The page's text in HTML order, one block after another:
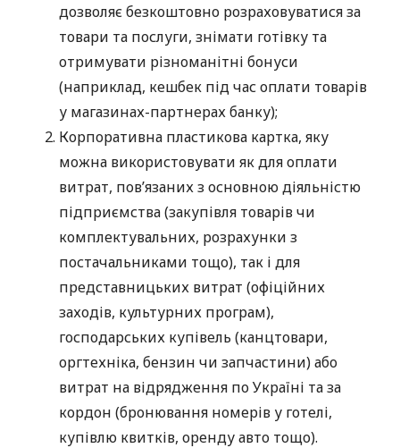
дозволяє безкоштовно розраховуватися за
товари та послуги, знімати готівку та
отримувати різноманітні бонуси
(наприклад, кешбек під час оплати товарів
у магазинах-партнерах банку);
Корпоративна пластикова картка, яку
можна використовувати як для оплати
витрат, пов’язаних з основною діяльністю
підприємства (закупівля товарів чи
комплектувальних, розрахунки з
постачальниками тощо), так і для
представницьких витрат (офіційних
заходів, культурних програм),
господарських купівель (канцтовари,
оргтехніка, бензин чи запчастини) або
витрат на відрядження по Україні та за
кордон (бронювання номерів у готелі,
купівлю квитків, оренду авто тощо).